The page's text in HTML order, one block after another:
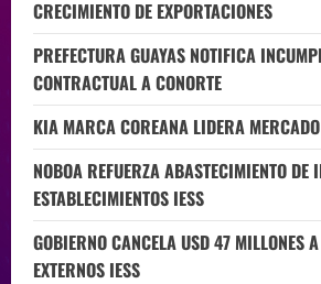
CRECIMIENTO DE EXPORTACIONES
PREFECTURA GUAYAS NOTIFICA
CONTRACTUAL A CONORTE
KIA MARCA COREANA LIDERA
NOBOA REFUERZA ABASTECIMIENTO DE
ESTABLECIMIENTOS IESS
GOBIERNO CANCELA USD 47 MILLONES
EXTERNOS IESS